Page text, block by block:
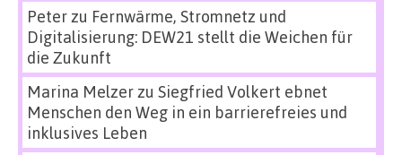
Peterzu Fernwärme, Stromnetz und
Digitalisierung: DEW21 stellt die Weichen für
die Zukunft
Marina Melzerzu Siegfried Volkert ebnet
Menschen den Weg in ein barrierefreies und
inklusives Leben